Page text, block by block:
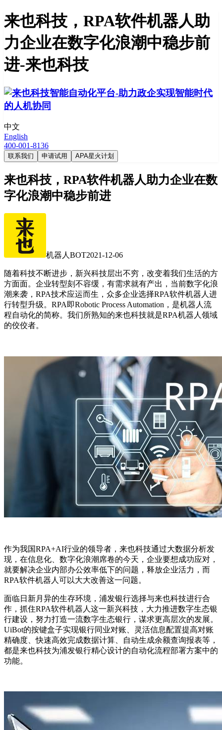
来也科技，RPA软件机器人助
力企业在数字化浪潮中稳步前
进-来也科技
中文
English
400-001-8136
联系我们 申请试用 APA星火计划
来也科技，RPA软件机器人助力企业在数
字化浪潮中稳步前进
机器人BOT2021-12-06
随着科技不断进步，新兴科技层出不穷，改变着我们生活的方
方面面。企业转型刻不容缓，有需求就有产出，当前数字化浪
潮来袭，RPA技术应运而生，众多企业选择RPA软件机器人进
行转型升级。RPA即Robotic Process Automation，是机器人流
程自动化的简称。我们所熟知的来也科技就是RPA机器人领域
的佼佼者。
作为我国RPA+AI行业的领导者，来也科技通过大数据分析发
现，在信息化、数字化浪潮席卷的今天，企业要想成功应对，
就要解决企业内部办公效率低下的问题，释放企业活力，而
RPA软件机器人可以大大改善这一问题。
面临日新月异的生存环境，浦发银行选择与来也科技进行合
作，抓住RPA软件机器人这一新兴科技，大力推进数字生态银
行建设，努力打造一流数字生态银行，谋求更高层次的发展。
UiBot的按键盒子实现银行同业对账、灵活信息配置提高对账
精确度、快速高效完成数据计算、自动生成余额查询报表等，
都是来也科技为浦发银行精心设计的自动化流程部署方案中的
功能。